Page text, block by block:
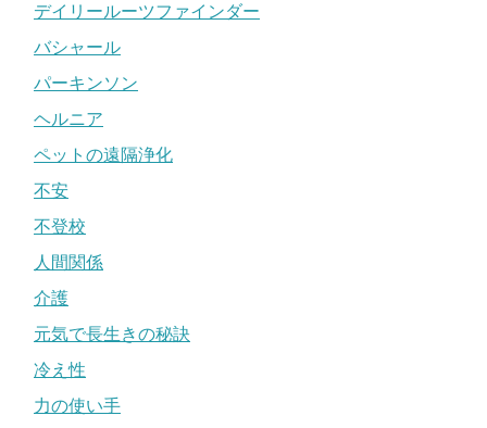
デイリールーツファインダー
バシャール
パーキンソン
ヘルニア
ペットの遠隔浄化
不安
不登校
人間関係
介護
元気で長生きの秘訣
冷え性
力の使い手